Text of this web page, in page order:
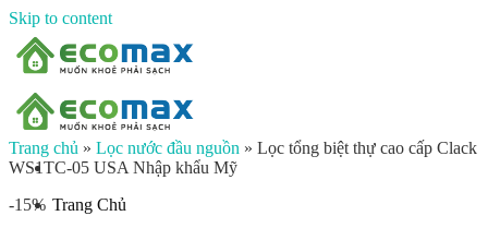
Skip to content
Trang Chủ
Trang chủ » Lọc nước đầu nguồn » Lọc tổng biệt thự cao cấp Clack
WS1TC-05 USA Nhập khẩu Mỹ
-15%